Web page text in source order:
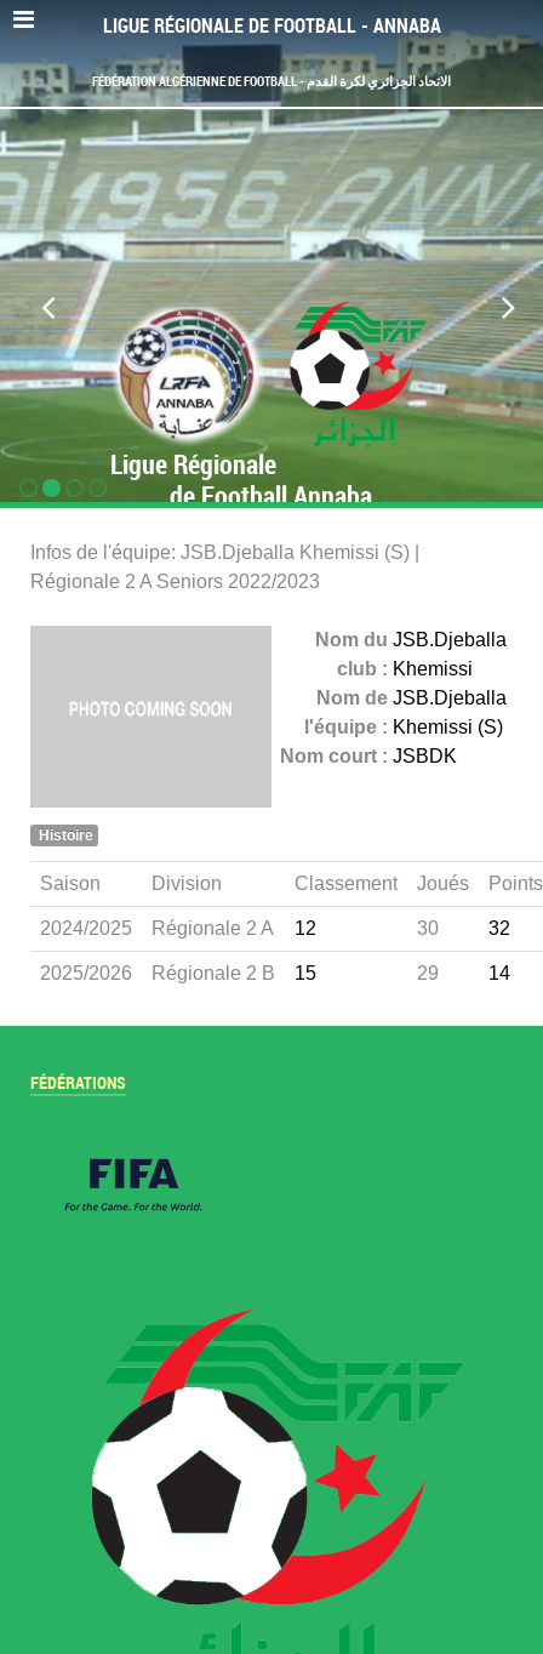
LIGUE RÉGIONALE DE FOOTBALL - ANNABA
FÉDÉRATION ALGÉRIENNE DE FOOTBALL - الاتحاد الجزائري لكرة القدم
Ligue Régionale
de Football Annaba
Infos de l'équipe: JSB.Djeballa Khemissi (S) |
Régionale 2 A Seniors 2022/2023
Nom du
club :
JSB.Djeballa
Khemissi
Nom de
l'équipe :
JSB.Djeballa
Khemissi (S)
Nom court : JSBDK
Histoire
Saison Division Classement Joués Points
2024/2025 Régionale 2 A 12 30 32
2025/2026 Régionale 2 B 15 29 14
FÉDÉRATIONS